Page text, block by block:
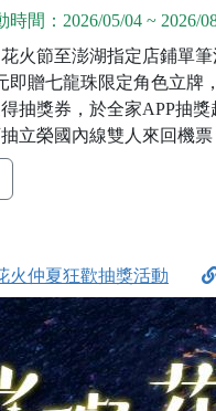
時間： 2026/05/04 ~ 2026/
火節至澎湖指定店鋪單筆
即贈七龍珠限定角色立牌
抽獎券，於全家APP抽獎
立榮國內線雙人來回機票
火仲夏狂歡抽獎活動